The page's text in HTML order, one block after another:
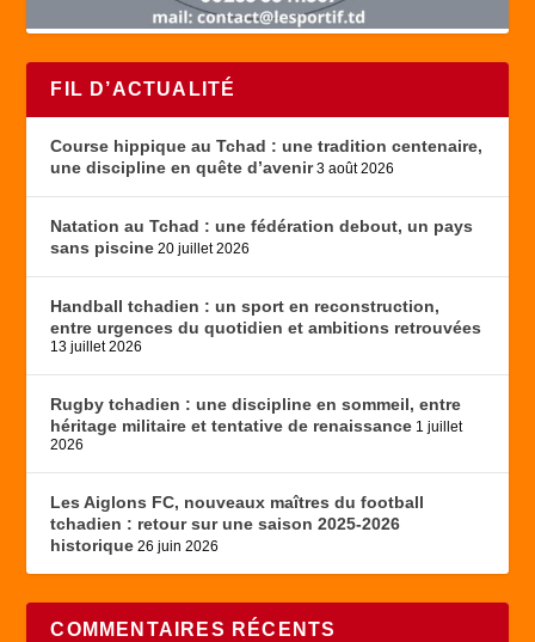
FIL D’ACTUALITÉ
Course hippique au Tchad : une tradition centenaire,
une discipline en quête d’avenir 3 août 2026
Natation au Tchad : une fédération debout, un pays
sans piscine 20 juillet 2026
Handball tchadien : un sport en reconstruction,
entre urgences du quotidien et ambitions retrouvées
13 juillet 2026
Rugby tchadien : une discipline en sommeil, entre
héritage militaire et tentative de renaissance 1 juillet
2026
Les Aiglons FC, nouveaux maîtres du football
tchadien : retour sur une saison 2025-2026
historique 26 juin 2026
COMMENTAIRES RÉCENTS